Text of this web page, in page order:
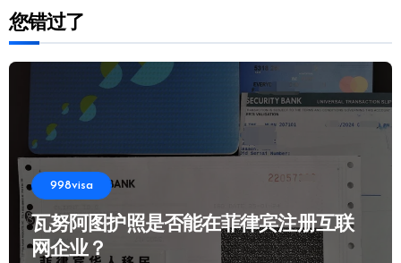
您错过了
998visa
瓦努阿图护照是否能在菲律宾注册互联
网企业？